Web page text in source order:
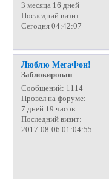
3 месяца 16 дней
Последний визит:
Сегодня 04:42:07
Люблю МегаФон!
Заблокирован
Сообщений: 1114
Провел на форуме:
7 дней 19 часов
Последний визит:
2017-08-06 01:04:55